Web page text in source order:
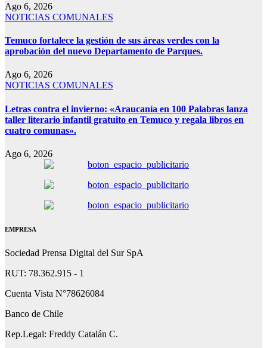
Ago 6, 2026
NOTICIAS COMUNALES
Temuco fortalece la gestión de sus áreas verdes con la
aprobación del nuevo Departamento de Parques.
Ago 6, 2026
NOTICIAS COMUNALES
Letras contra el invierno: «Araucanía en 100 Palabras lanza
taller literario infantil gratuito en Temuco y regala libros en
cuatro comunas».
Ago 6, 2026
EMPRESA
Sociedad Prensa Digital del Sur SpA
RUT: 78.362.915 - 1
Cuenta Vista N°78626084
Banco de Chile
Rep.Legal: Freddy Catalán C.